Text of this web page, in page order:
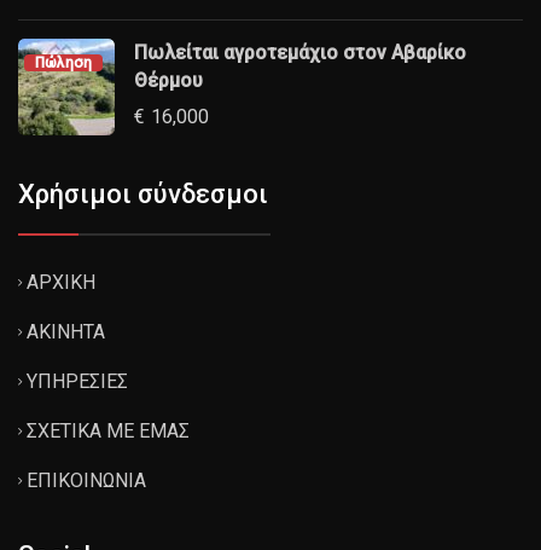
Πώληση
Πωλείται αγροτεμάχιο στον Αβαρίκο
Θέρμου
€ 16,000
Χρήσιμοι σύνδεσμοι
ΑΡΧΙΚΗ
ΑΚΙΝΗΤΑ
ΥΠΗΡΕΣΙΕΣ
ΣΧΕΤΙΚΑ ΜΕ ΕΜΑΣ
ΕΠΙΚΟΙΝΩΝΙΑ